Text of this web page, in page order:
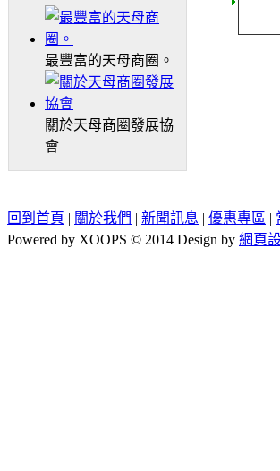
最豐富的天母商圈。
關於天母商圈發展協
會
回到首頁 | 關於我們 | 新聞訊息 | 優惠專區 |
Powered by XOOPS © 2014 Design by 網頁